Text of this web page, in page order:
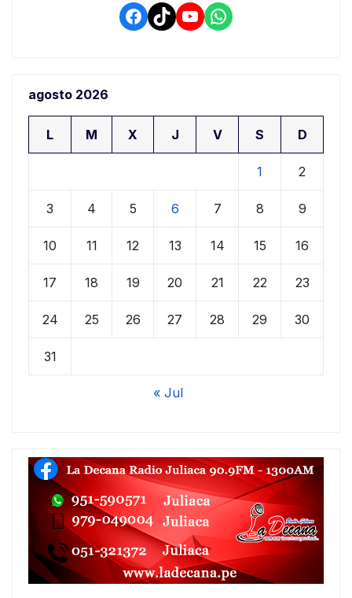
Facebook
TikTokYouTube
WhatsApp
agosto 2026
L M X J V S D
1 2
3 4 5 6 7 8 9
10 11 12 13 14 15 16
17 18 19 20 21 22 23
24 25 26 27 28 29 30
31
« Jul